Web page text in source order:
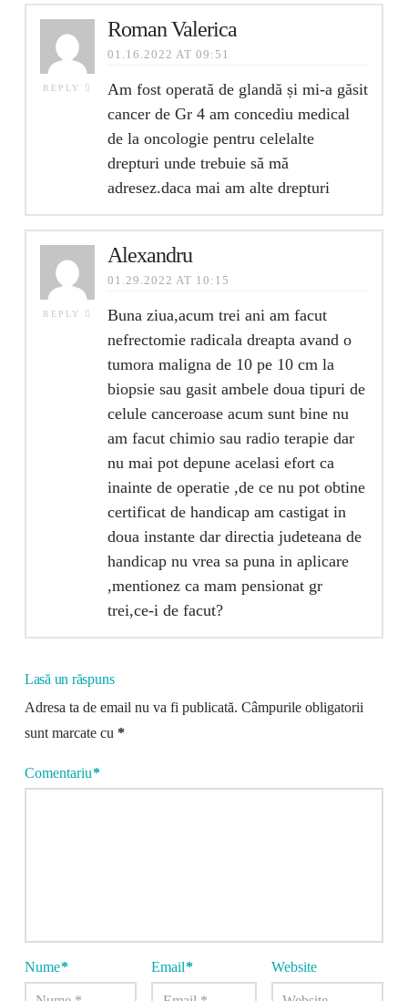
REPLY
Roman Valerica
01.16.2022 AT 09:51
Am fost operată de glandă și mi-a găsit
cancer de Gr 4 am concediu medical
de la oncologie pentru celelalte
drepturi unde trebuie să mă
adresez.daca mai am alte drepturi
REPLY
Alexandru
01.29.2022 AT 10:15
Buna ziua,acum trei ani am facut
nefrectomie radicala dreapta avand o
tumora maligna de 10 pe 10 cm la
biopsie sau gasit ambele doua tipuri de
celule canceroase acum sunt bine nu
am facut chimio sau radio terapie dar
nu mai pot depune acelasi efort ca
inainte de operatie ,de ce nu pot obtine
certificat de handicap am castigat in
doua instante dar directia judeteana de
handicap nu vrea sa puna in aplicare
,mentionez ca mam pensionat gr
trei,ce-i de facut?
Lasă un răspuns
Adresa ta de email nu va fi publicată. Câmpurile obligatorii
sunt marcate cu *
Comentariu*
Nume* Email* Website